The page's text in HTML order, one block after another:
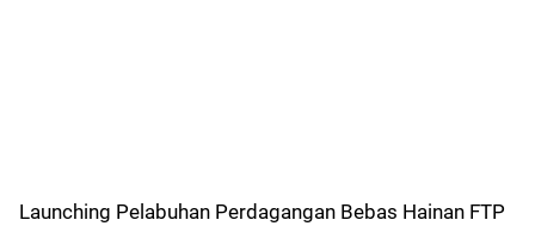
Launching Pelabuhan Perdagangan Bebas Hainan FTP